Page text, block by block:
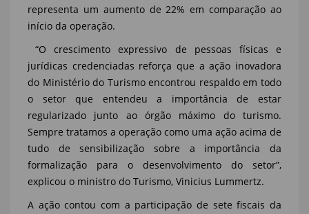
representa um aumento de 22% em comparação ao
início da operação.
“O crescimento expressivo de pessoas físicas e
jurídicas credenciadas reforça que a ação inovadora
do Ministério do Turismo encontrou respaldo em todo
o setor que entendeu a importância de estar
regularizado junto ao órgão máximo do turismo.
Sempre tratamos a operação como uma ação acima de
tudo de sensibilização sobre a importância da
formalização para o desenvolvimento do setor”,
explicou o ministro do Turismo, Vinicius Lummertz.
A ação contou com a participação de sete fiscais da